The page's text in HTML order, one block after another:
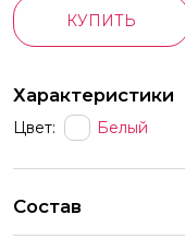
КУПИТЬ
Характеристики
Цвет: Белый
Состав